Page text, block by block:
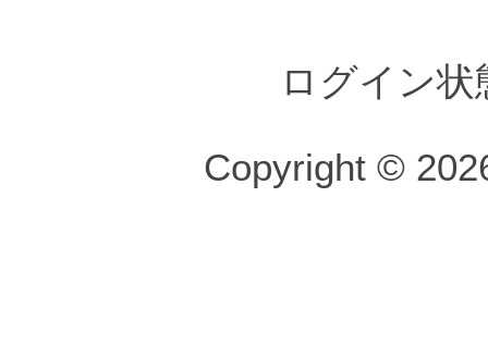
ログイン
Copyright ©